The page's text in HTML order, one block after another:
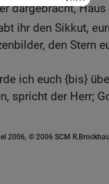
dargebracht, Haus
ihr den Sikkut,
den Stern
ich euch {bis}
spricht der Herr;
2006, © 2006 SCM